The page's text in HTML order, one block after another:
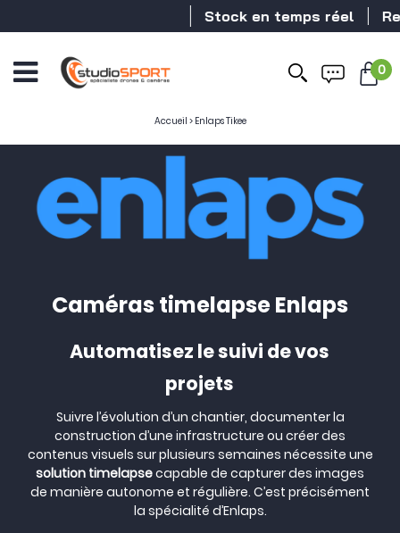
Stock en temps réel
0
Accueil > Enlaps Tikee
Caméras timelapse Enlaps
Automatisez le suivi de vos
projets
Suivre l’évolution d’un chantier, documenter la
construction d’une infrastructure ou créer des
contenus visuels sur plusieurs semaines nécessite une
solution timelapsecapable de capturer des images
de manière autonome et régulière. C’est précisément
la spécialité d’Enlaps.